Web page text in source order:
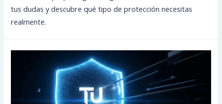
tus dudas y descubre qué tipo de protección necesitas
realmente.